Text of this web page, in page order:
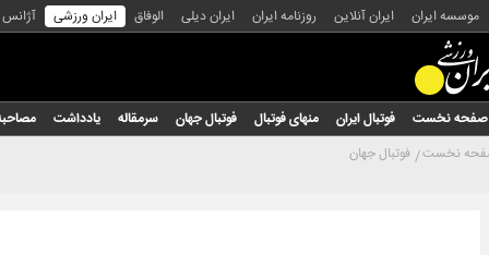
موسسه ایران ایران آنلاین روزنامه ایران ایران دیلی الوفاق ایران ورزشی
صفحه نخست فوتبال ایران منهای فوتبال فوتبال جهان سرمقاله یادداشت
نخست فوتبال جهان